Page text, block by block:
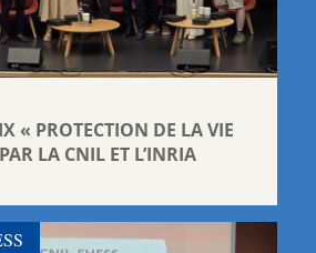
« PROTECTION DE LA VIE
LA CNIL ET L’INRIA